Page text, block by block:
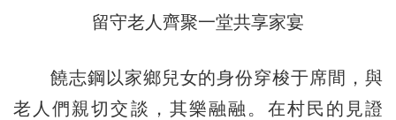
留守老人齊聚一堂共享家宴
饒志鋼以家鄉兒女的身份穿梭于席間，與
老人們親切交談，其樂融融。在村民的見證